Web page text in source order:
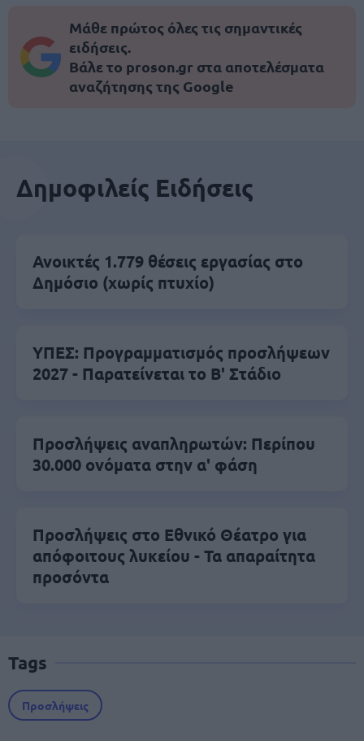
Μάθε πρώτος όλες τις σημαντικές
ειδήσεις.
Βάλε το proson.gr στα αποτελέσματα
αναζήτησης της Google
Δημοφιλείς Ειδήσεις
Ανοικτές 1.779 θέσεις εργασίας στο
Δημόσιο (χωρίς πτυχίο)
ΥΠΕΣ: Προγραμματισμός προσλήψεων
2027 - Παρατείνεται το Β' Στάδιο
Προσλήψεις αναπληρωτών: Περίπου
30.000 ονόματα στην α' φάση
Προσλήψεις στο Εθνικό Θέατρο για
απόφοιτους λυκείου - Τα απαραίτητα
προσόντα
Tags
Προσλήψεις